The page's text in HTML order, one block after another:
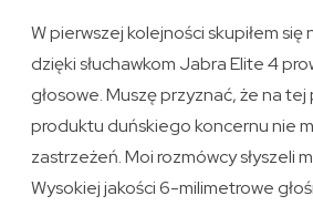
W pierwszej kolejności skupiłem
dzięki słuchawkom Jabra Elite 4
głosowe. Muszę przyznać, że na tej
produktu duńskiego koncernu nie
zastrzeżeń. Moi rozmówcy słyszeli
Wysokiej jakości 6-milimetrowe